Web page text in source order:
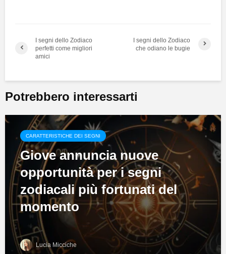
I segni dello Zodiaco
perfetti come migliori
amici
I segni dello Zodiaco
che odiano le bugie
Potrebbero interessarti
CARATTERISTICHE DEI SEGNI
Giove annuncia nuove
opportunità per i segni
zodiacali più fortunati del
momento
Lucia Micciche